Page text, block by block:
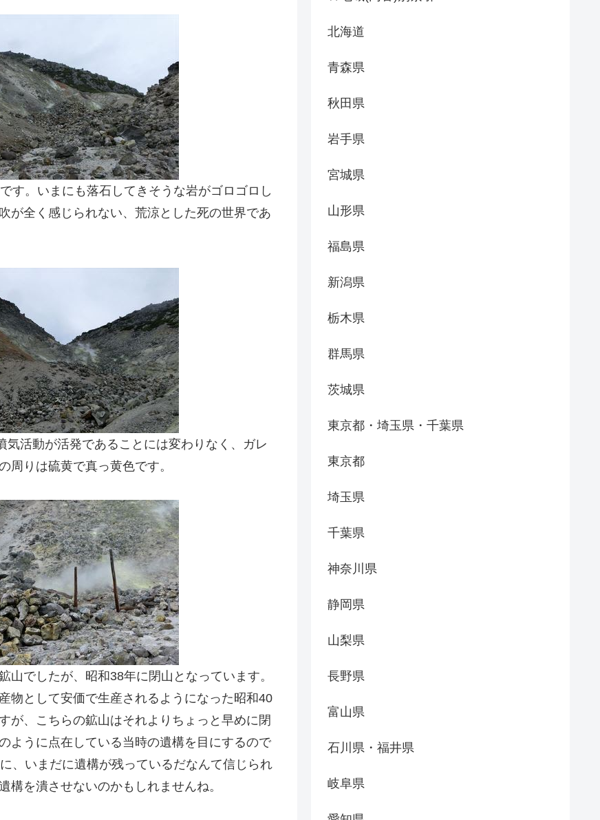
す。いまにも落石してきそうな岩がゴロゴロし
が全く感じられない、荒涼とした死の世界であ
活動が活発であることには変わりなく、ガレ
周りは硫黄で真っ黄色です。
でしたが、昭和38年に閉山となっています。
物として安価で生産されるようになった昭和40
が、こちらの鉱山はそれよりちょっと早めに閉
ように点在している当時の遺構を目にするので
、いまだに遺構が残っているだなんて信じられ
構を潰させないのかもしれませんね。
北海道
青森県
秋田県
岩手県
宮城県
山形県
福島県
新潟県
栃木県
群馬県
茨城県
東京都・埼玉県・千葉県
東京都
埼玉県
千葉県
神奈川県
静岡県
山梨県
長野県
富山県
石川県・福井県
岐阜県